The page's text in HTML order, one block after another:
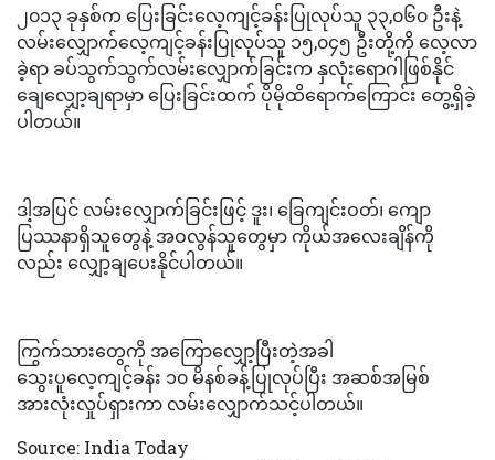
၂၀၁၃ ခုနှစ်က ပြေးခြင်းလေ့ကျင့်ခန်းပြုလုပ်သူ ၃၃,၀၆၀ ဦးနဲ့
လမ်းလျှောက်လေ့ကျင့်ခန်းပြုလုပ်သူ ၁၅,၀၄၅ ဦးတို့ကို လေ့လာ
ခဲ့ရာ ခပ်သွက်သွက်လမ်းလျှောက်ခြင်းက နှလုံးရောဂါဖြစ်နိုင်
ချေလျှော့ချရာမှာ ပြေးခြင်းထက် ပိုမိုထိရောက်ကြောင်း တွေ့ရှိခဲ့
ပါတယ်။
ဒါ့အပြင် လမ်းလျှောက်ခြင်းဖြင့် ဒူး၊ ခြေကျင်းဝတ်၊ ကျော
ပြဿနာရှိသူတွေနဲ့ အဝလွန်သူတွေမှာ ကိုယ်အလေးချိန်ကို
လည်း လျှော့ချပေးနိုင်ပါတယ်။
ကြွက်သားတွေကို အကြောလျှော့ပြီးတဲ့အခါ
သွေးပူလေ့ကျင့်ခန်း ၁၀ မိနစ်ခန့်ပြုလုပ်ပြီး အဆစ်အမြစ်
အားလုံးလှုပ်ရှားကာ လမ်းလျှောက်သင့်ပါတယ်။
Source: India Today